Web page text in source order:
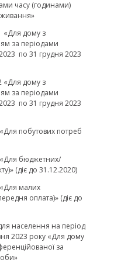
часу (годинами)
«Для дому з
за періодами
по 31 грудня 2023
«Для дому з
за періодами
по 31 грудня 2023
побутових потреб
бюджетних/
(діє до 31.12.2020)
малих
оплата)» (діє до
населення на період
2023 року «Для дому
за